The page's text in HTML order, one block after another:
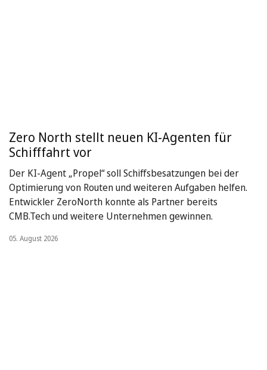
Zero North stellt neuen KI-Agenten für
Schifffahrt vor
Der KI-Agent „Propel“ soll Schiffsbesatzungen bei der
Optimierung von Routen und weiteren Aufgaben helfen.
Entwickler ZeroNorth konnte als Partner bereits
CMB.Tech und weitere Unternehmen gewinnen.
05. August 2026